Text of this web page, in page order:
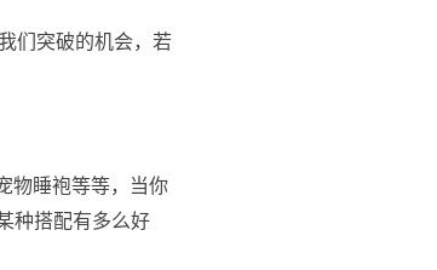
们突破的机会，若
物睡袍等等，当你
种搭配有多么好